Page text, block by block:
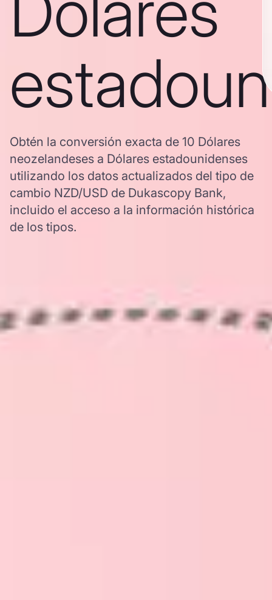
Obtén la conversión exacta de 10 Dólares
neozelandeses a Dólares estadounidenses
utilizando los datos actualizados del tipo de
cambio NZD/USD de Dukascopy Bank,
incluido el acceso a la información histórica
de los tipos.